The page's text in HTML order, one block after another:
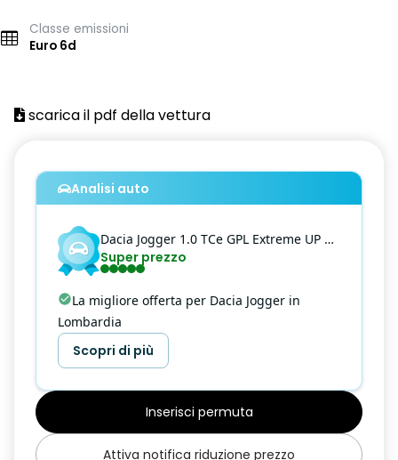
Classe emissioni
Euro 6d
scarica il pdf della vettura
Analisi auto
Dacia Jogger 1.0 TCe GPL Extreme UP 7p.ti
Super prezzo
La migliore offerta per Dacia Jogger in
Lombardia
Scopri di più
Inserisci permuta
Attiva notifica riduzione prezzo